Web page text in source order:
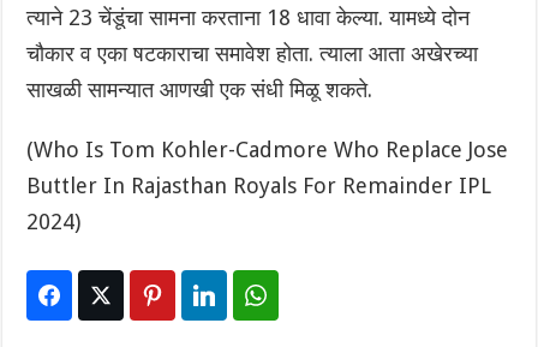
त्याने 23 चेंडूंचा सामना करताना 18 धावा केल्या. यामध्ये दोन
चौकार व एका षटकाराचा समावेश होता. त्याला आता अखेरच्या
साखळी सामन्यात आणखी एक संधी मिळू शकते.
(Who Is Tom Kohler-Cadmore Who Replace Jose
Buttler In Rajasthan Royals For Remainder IPL
2024)